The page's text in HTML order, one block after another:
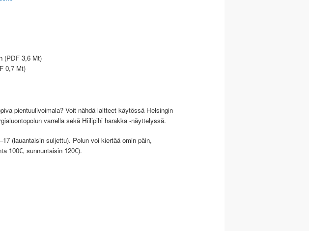
(PDF 3,6 Mt)
0,7 Mt)
pientuulivoimala? Voit nähdä laitteet käytössä Helsingin
varrella sekä Hiilipihi harakka -näyttelyssä.
(lauantaisin suljettu). Polun voi kiertää omin päin,
100€, sunnuntaisin 120€).